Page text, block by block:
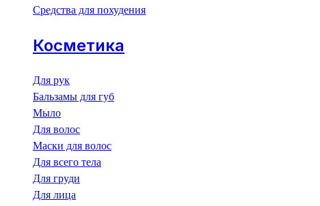
Средства для похудения
Косметика
Для рук
Бальзамы для губ
Мыло
Для волос
Маски для волос
Для всего тела
Для груди
Для лица